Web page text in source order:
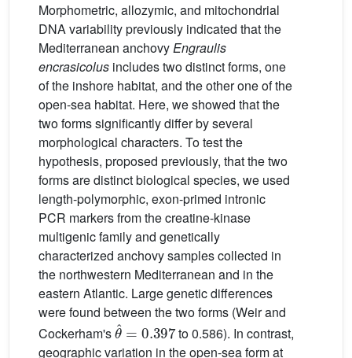
Morphometric, allozymic, and mitochondrial
DNA variability previously indicated that the
Mediterranean anchovyEngraulis
encrasicolus includes two distinct forms, one
of the inshore habitat, and the other one of the
open-sea habitat. Here, we showed that the
two forms significantly differ by several
morphological characters. To test the
hypothesis, proposed previously, that the two
forms are distinct biological species, we used
length-polymorphic, exon-primed intronic
PCR markers from the creatine-kinase
multigenic family and genetically
characterized anchovy samples collected in
the northwestern Mediterranean and in the
eastern Atlantic. Large genetic differences
were found between the two forms (Weir and
Cockerham's
θˆ=0.397
to 0.586). In contrast,
geographic variation in the open-sea form at